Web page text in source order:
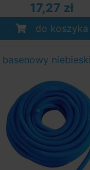
17,27 zł
do koszyka
basenowy